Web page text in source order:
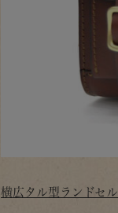
横広タル型ランドセル